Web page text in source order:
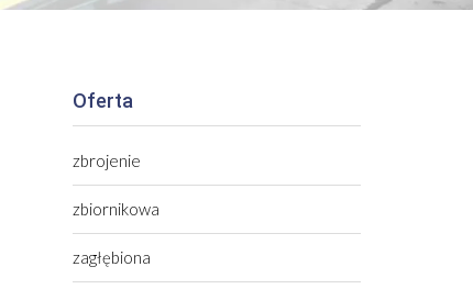
Oferta
zbrojenie
zbiornikowa
zagłębiona